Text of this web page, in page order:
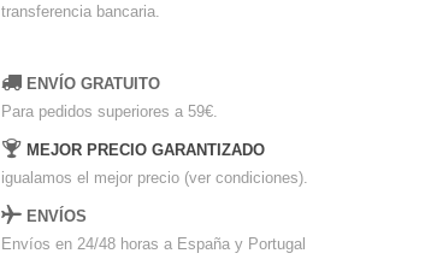
transferencia bancaria.
ENVÍO GRATUITO
Para pedidos superiores a 59€.
MEJOR PRECIO GARANTIZADO
igualamos el mejor precio (ver condiciones).
ENVÍOS
Envíos en 24/48 horas a España y Portugal